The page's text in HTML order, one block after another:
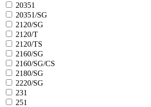
20351
20351/SG
2120/SG
2120/T
2120/TS
2160/SG
2160/SG/CS
2180/SG
2220/SG
231
251